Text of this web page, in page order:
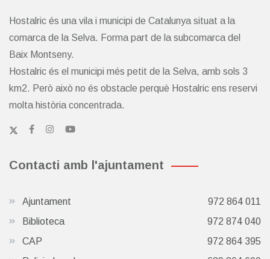
Hostalric és una vila i municipi de Catalunya situat a la
comarca de la Selva. Forma part de la subcomarca del
Baix Montseny.
Hostalric és el municipi més petit de la Selva, amb sols 3
km2. Però això no és obstacle perquè Hostalric ens reservi
molta història concentrada.
Contacti amb l'ajuntament
Ajuntament
972 864 011
Biblioteca
972 874 040
CAP
972 864 395